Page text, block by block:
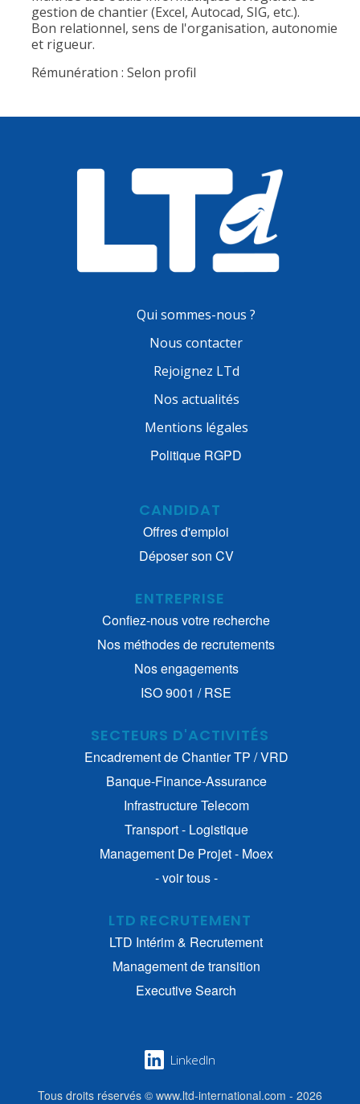
gestion de chantier (Excel, Autocad, SIG, etc.).
Bon relationnel, sens de l'organisation, autonomie
et rigueur.
Rémunération : Selon profil
Qui sommes-nous ?
Nous contacter
Rejoignez LTd
Nos actualités
Mentions légales
Politique RGPD
CANDIDAT
Offres d'emploi
Déposer son CV
ENTREPRISE
Confiez-nous votre recherche
Nos méthodes de recrutements
Nos engagements
ISO 9001 / RSE
SECTEURS D'ACTIVITÉS
Encadrement de Chantier TP / VRD
Banque-Finance-Assurance
Infrastructure Telecom
Transport - Logistique
Management De Projet - Moex
- voir tous -
LTD RECRUTEMENT
LTD Intérim & Recrutement
Management de transition
Executive Search
LinkedIn
Tous droits réservés © www.ltd-international.com - 2026